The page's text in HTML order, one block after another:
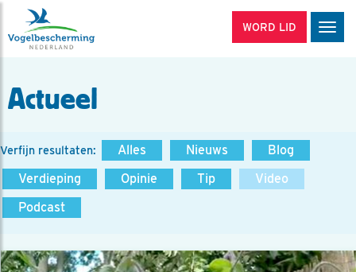
WORD LID
Actueel
Verfijn resultaten: Alles Nieuws
Blog
Verdieping
Opinie Tip
Video
Podcast